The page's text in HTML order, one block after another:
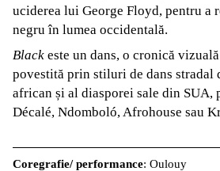
uciderea lui George Floyd, pentru a
negru în lumea occidentală.
Black este un dans, o cronică
povestită prin stiluri de dans stradal
african și al diasporei sale din SUA,
Décalé, Ndomboló, Afrohouse sau
Coregrafie/ performance: Oulouy